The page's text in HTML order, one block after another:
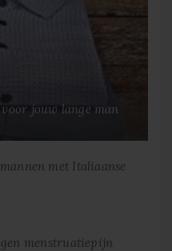
jouw lange man
met Italiaanse
menstruatiepijn